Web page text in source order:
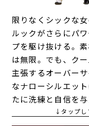
限りなくシックな
ルックがさらにパ
プを駆け抜ける。
は無限。でも、ク
主張するオーバー
なナローシルエッ
たに洗練と自信を与
↓タップし